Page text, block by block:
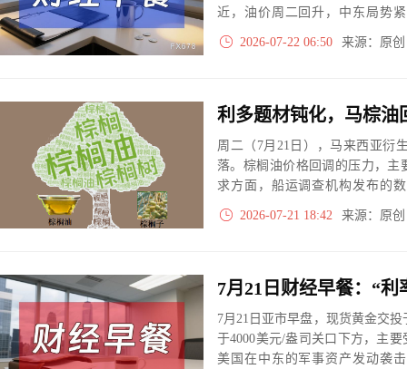
近，油价周二回升，中东局势
剧，尤其是沙特对亚洲出口或红
2026-07-22 06:50 来源：原
利多题材钝化，马棕油
周二（7月21日），马来西亚衍
落。棕榈油价格回调的压力，主
求方面，船运调查机构发布的
么？
2026-07-21 18:42 来源：原
7月21日亚市早盘，现货黄金交
于4000美元/盎司关口下方，主
美国在中东的军事资产发动袭